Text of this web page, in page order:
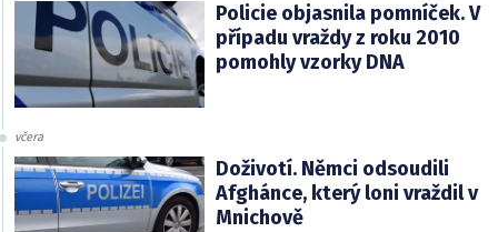
Policie objasnila pomníček. V
případu vraždy z roku 2010
pomohly vzorky DNA
včera
Doživotí. Němci odsoudili
Afghánce, který loni vraždil v
Mnichově